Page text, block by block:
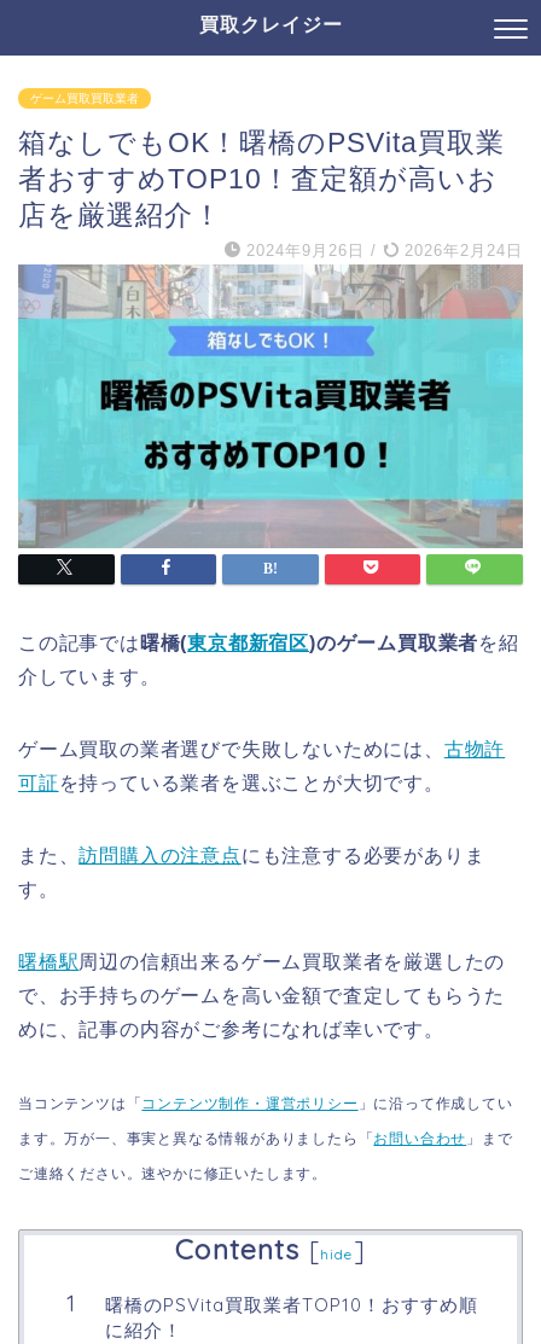
買取クレイジー
ゲーム買取買取業者
箱なしでもOK！曙橋のPSVita買取業
者おすすめTOP10！査定額が高いお
店を厳選紹介！
2024年9月26日 / 2026年2月24日
この記事では 曙橋(東京都新宿区)のゲーム買取業者を紹
介しています。
ゲーム買取の業者選びで失敗しないためには、 古物許
可証 を持っている業者を選ぶことが大切です。
また、訪問購入の注意点にも注意する必要がありま
す。
曙橋駅周辺の信頼出来るゲーム買取業者を厳選したの
で、お手持ちのゲームを高い金額で査定してもらうた
めに、記事の内容がご参考になれば幸いです。
当コンテンツは「 コンテンツ制作・運営ポリシー 」に沿って作成してい
ます。万が一、事実と異なる情報がありましたら「 お問い合わせ 」まで
ご連絡ください。速やかに修正いたします。
Contents [hide ]
曙橋のPSVita買取業者TOP10！おすすめ順
に紹介！